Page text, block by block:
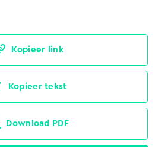
Kopieer link
Kopieer tekst
Download PDF